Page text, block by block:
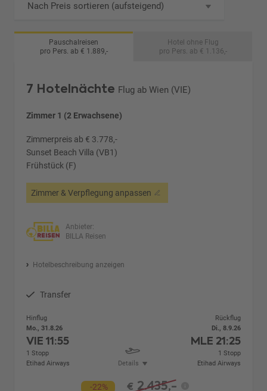
Nach Preis sortieren (aufsteigend)
Pauschalreisen
pro Pers. ab € 1.889,-
Hotel ohne Flug
pro Pers. ab € 1.136,-
7 Hotelnächte Flug ab Wien (VIE)
Zimmer 1 (2 Erwachsene)
Zimmerpreis ab € 3.778,-
Sunset Beach Villa (VB1)
Frühstück (F)
Zimmer & Verpflegung anpassen
Anbieter:
BILLA Reisen
Hotelbeschreibung anzeigen
Transfer
Hinflug
Mo., 31.8.26
VIE11:55
1 Stopp
Etihad Airways
Details
Rückflug
Di., 8.9.26
MLE 21:25
1 Stopp
Etihad Airways
-22% € 2.435,-